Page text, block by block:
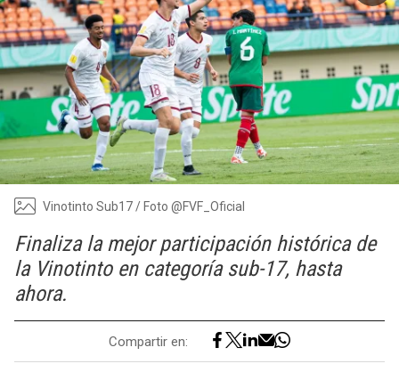
Vinotinto Sub17 / Foto @FVF_Oficial
Finaliza la mejor participación histórica de
la Vinotinto en categoría sub-17, hasta
ahora.
Compartir en: